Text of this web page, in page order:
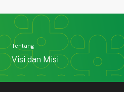
Tentang
Visi dan Misi